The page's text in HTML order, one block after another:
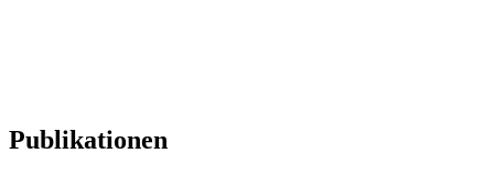
Publikationen